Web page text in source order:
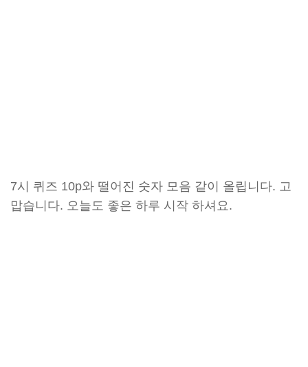
7시 퀴즈 10p와 떨어진 숫자 모음 같이 올립니다. 고
맙습니다. 오늘도 좋은 하루 시작 하셔요.